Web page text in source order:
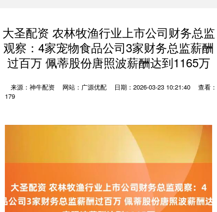
大圣配资 农林牧渔行业上市公司财务总监
观察：4家宠物食品公司3家财务总监薪酬
过百万 佩蒂股份唐照波薪酬达到1165万
来源：神牛配资 网站：广源优配 日期：2026-03-23 10:21:40
查看：
179